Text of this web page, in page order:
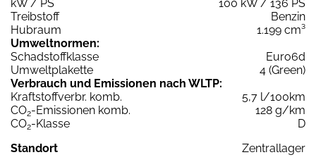
kW / PS
100 kW / 136 PS
Treibstoff
Benzin
Hubraum
1.199 cm³
Umweltnormen:
Schadstoffklasse
Euro6d
Umweltplakette
4 (Green)
Verbrauch und Emissionen nach WLTP:
Kraftstoffverbr. komb.
5,7 l/100km
CO2-Emissionen komb.
128 g/km
CO2-Klasse
D
Standort
Zentrallager